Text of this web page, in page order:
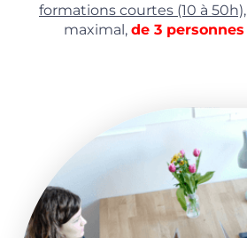
formations courtes (10 à 50h),
maximal, de 3 personnes